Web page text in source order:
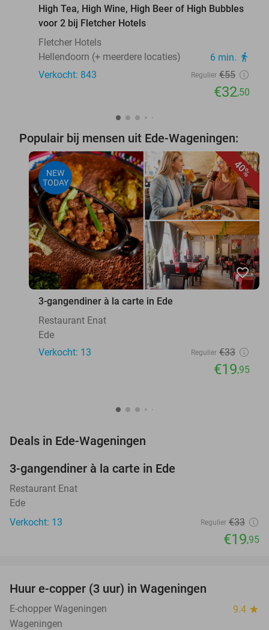
High Tea, High Wine, High Beer of High Bubbles
voor 2 bij Fletcher Hotels
Fletcher Hotels
Hellendoorn (+ meerdere locaties)
6 min. directions_walk
Verkocht: 843 Regulier €55
€32,50
Populair bij mensen uit Ede-Wageningen:
40%
NEW
TODAY
favorite_border
3-gangendiner à la carte in Ede
Restaurant Enat
Ede
Verkocht: 13
Regulier €33
€19,95
Deals in Ede-Wageningen
NEW
TODAY
3-gangendiner à la carte in Ede
Restaurant Enat
Ede
Verkocht: 13
Regulier €33
€19,95
TODAY
Huur e-copper (3 uur) in Wageningen
E-chopper Wageningen 9.4 star
Wageningen